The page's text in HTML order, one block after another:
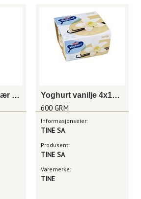
Biola lakt.fri blåbær 1000g Yoghurt vanilje 4x150g
600 GRM
Informasjonseier:
TINE SA
Produsent:
TINE SA
Varemerke:
TINE